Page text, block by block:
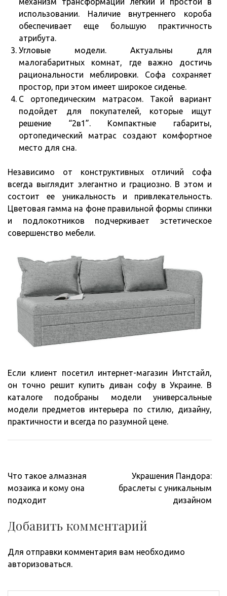
использовании. Наличие внутреннего короба
обеспечивает еще большую практичность
атрибута.
Угловые модели. Актуальны для
малогабаритных комнат, где важно достичь
рациональности меблировки. Софа сохраняет
простор, при этом имеет широкое сиденье.
С ортопедическим матрасом. Такой вариант
подойдет для покупателей, которые ищут
решение “2в1”. Компактные габариты,
ортопедический матрас создают комфортное
место для сна.
Независимо от конструктивных отличий софа
всегда выглядит элегантно и грациозно. В этом и
состоит ее уникальность и привлекательность.
Цветовая гамма на фоне правильной формы спинки
и подлокотников подчеркивает эстетическое
совершенство мебели.
Если клиент посетил интернет-магазин Интстайл,
он точно решит купить диван софу в Украине. В
каталоге подобраны модели универсальные
модели предметов интерьера по стилю, дизайну,
практичности и всегда по разумной цене.
Навигация
по
записям
Что такое алмазная
мозаика и кому она
подходит
Украшения Пандора:
браслеты с уникальным
дизайном
Добавить комментарий
Для отправки комментария вам необходимо
авторизоваться.